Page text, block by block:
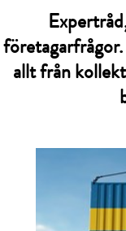
företagarfrågor.
allt från